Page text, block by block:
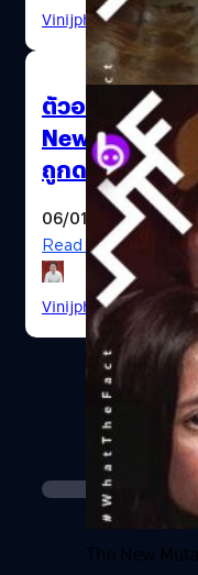
The New
Vinijphat Kanyapong|
The New
ตัวอย่างใหม่ข
New Mutants:
ถูกดองไว้ 2 ปี
06/01/2020
Read More
Vinijphat Kanyapong